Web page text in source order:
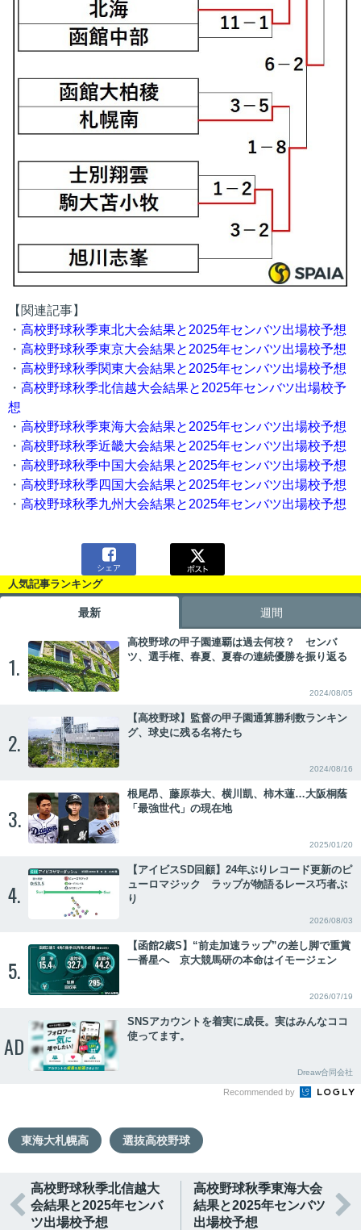
【関連記事】
・ 高校野球秋季東北大会結果と2025年センバツ出場校予想
・ 高校野球秋季東京大会結果と2025年センバツ出場校予想
・ 高校野球秋季関東大会結果と2025年センバツ出場校予想
・ 高校野球秋季北信越大会結果と2025年センバツ出場校予
想
・ 高校野球秋季東海大会結果と2025年センバツ出場校予想
・ 高校野球秋季近畿大会結果と2025年センバツ出場校予想
・ 高校野球秋季中国大会結果と2025年センバツ出場校予想
・ 高校野球秋季四国大会結果と2025年センバツ出場校予想
・ 高校野球秋季九州大会結果と2025年センバツ出場校予想

シェア
人気記事ランキング
最新 週間
1.
高校野球の甲子園連覇は過去何校？ センバ
ツ、選手権、春夏、夏春の連続優勝を振り返る
2024/08/05
2.
【高校野球】監督の甲子園通算勝利数ランキン
グ、球史に残る名将たち
2024/08/16
3.
根尾昂、藤原恭大、横川凱、柿木蓮…大阪桐蔭
「最強世代」の現在地
2025/01/20
4.
【アイビスSD回顧】24年ぶりレコード更新のピ
ューロマジック ラップが物語るレース巧者ぶ
り
2026/08/03
5.
【函館2歳S】“前走加速ラップ”の差し脚で重賞
一番星へ 京大競馬研の本命はイモージェン
2026/07/19
AD
SNSアカウントを着実に成長。実はみんなココ
使ってます。
Dreaw合同会社
Recommended by
東海大札幌高 選抜高校野球

高校野球秋季北信越大
会結果と2025年センバ
ツ出場校予想
高校野球秋季東海大会
結果と2025年センバツ
出場校予想
